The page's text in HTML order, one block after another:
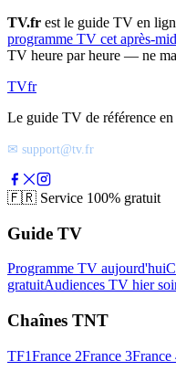
TV.fr est le guide TV en
programme TV cet après-
TV heure par heure — ne
TVfr
Le guide TV de référence en
✉ support@tv.fr
🇫🇷 Service 100% gratuit
Guide TV
Programme TV aujourd'hui
gratuitAudiences TV hier
Chaînes TNT
TF1France 2France 3France